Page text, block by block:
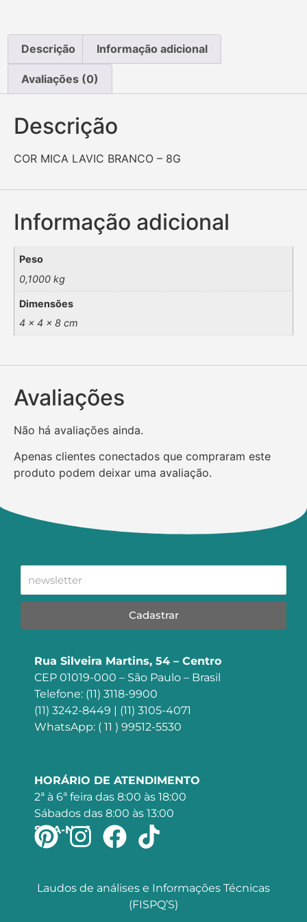
Descrição Informação adicional
Avaliações (0)
Descrição
COR MICA LAVIC BRANCO – 8G
Informação adicional
Peso
0,1000 kg
Dimensões
4 × 4 × 8 cm
Avaliações
Não há avaliações ainda.
Apenas clientes conectados que compraram este
produto podem deixar uma avaliação.
Cadastrar
Rua Silveira Martins, 54 – Centro
CEP 01019-000 – São Paulo – Brasil
Telefone: (11) 3118-9900
(11) 3242-8449 | (11) 3105-4071
WhatsApp: ( 11 ) 99512-5530
HORÁRIO DE ATENDIMENTO
2ª à 6ª feira das 8:00 às 18:00
Sábados das 8:00 às 13:00
SIGA-NOS
Laudos de análises e Informações Técnicas
(FISPQ’S)